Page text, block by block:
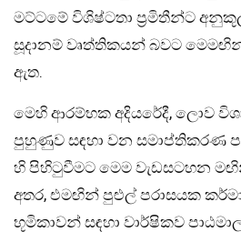
මට්ටමේ විශිෂ්ටතා ප්‍රමිතීන්ට
සූදානම් වෘත්තිකයන් බවට
ඇත.
මෙහි ආරම්භක අදියරේදී, ලොව
පුහුණුව සඳහා වන සමාප්තිකරණ
හි පිහිටුවීමට මෙම වැඩසටහන
අතර, එමඟින් පුළුල් පරාසයක
භූමිකාවන් සඳහා වාර්ෂිකව